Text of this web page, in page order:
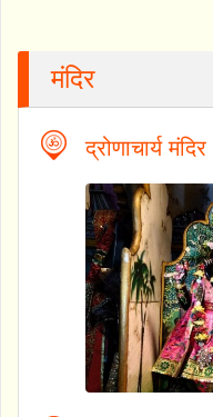
मंदिर
द्रोणाचार्य मंदिर